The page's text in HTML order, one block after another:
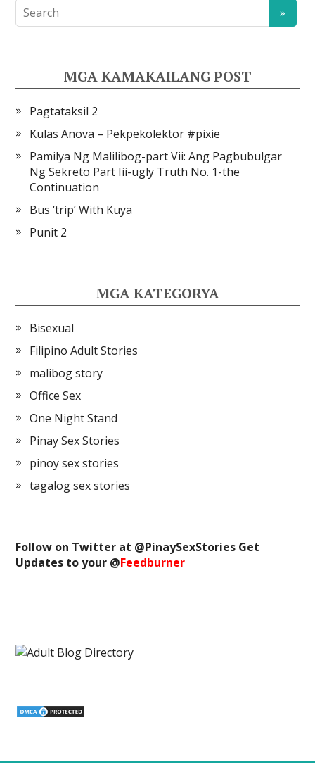
MGA KAMAKAILANG POST
Pagtataksil 2
Kulas Anova – Pekpekolektor #pixie
Pamilya Ng Malilibog-part Vii: Ang Pagbubulgar
Ng Sekreto Part Iii-ugly Truth No. 1-the
Continuation
Bus ‘trip’ With Kuya
Punit 2
MGA KATEGORYA
Bisexual
Filipino Adult Stories
malibog story
Office Sex
One Night Stand
Pinay Sex Stories
pinoy sex stories
tagalog sex stories
Follow on Twitter at @PinaySexStories Get
Updates to your @Feedburner